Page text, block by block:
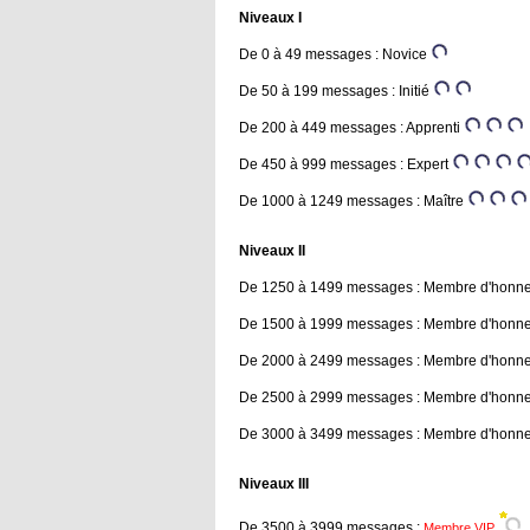
Niveaux I
De 0 à 49 messages : Novice
De 50 à 199 messages : Initié
De 200 à 449 messages : Apprenti
De 450 à 999 messages : Expert
De 1000 à 1249 messages : Maître
Niveaux II
De 1250 à 1499 messages : Membre
De 1500 à 1999 messages : Membre
De 2000 à 2499 messages : Membre
De 2500 à 2999 messages : Membre
De 3000 à 3499 messages : Membre
Niveaux III